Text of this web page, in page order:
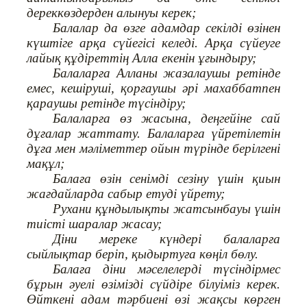
дереккөздерден алынуы керек;
Балалар да өзге адамдар секілді өзінен
күштіге арқа сүйегісі келеді. Арқа сүйеуге
лайық құдіреттің Алла екенін ұғындыру;
Балаларға Алланы жазалаушы ретінде
емес, кешіруші, қорғаушы әрі махаббатпен
қараушы ретінде түсіндіру;
Балаларға өз жасына, деңгейіне сай
дұғалар жаттату. Балаларға үйретілетін
дұға мен мәліметтер ойын түрінде берілгені
мақұл;
Балаға өзін сенімді сезіну үшін қиын
жағдайларда сабыр етуді үйрету;
Рухани құндылықты жатсынбауы үшін
тиісті шаралар жасау;
Діни мереке күндері балаларға
сыйлықтар беріп, қыдыртуға көңіл бөлу.
Балаға діни мәселелерді түсіндірмес
бұрын әуелі өзімізді сүйдіре білуіміз керек.
Өйткені адам тәрбиені өзі жақсы көрген